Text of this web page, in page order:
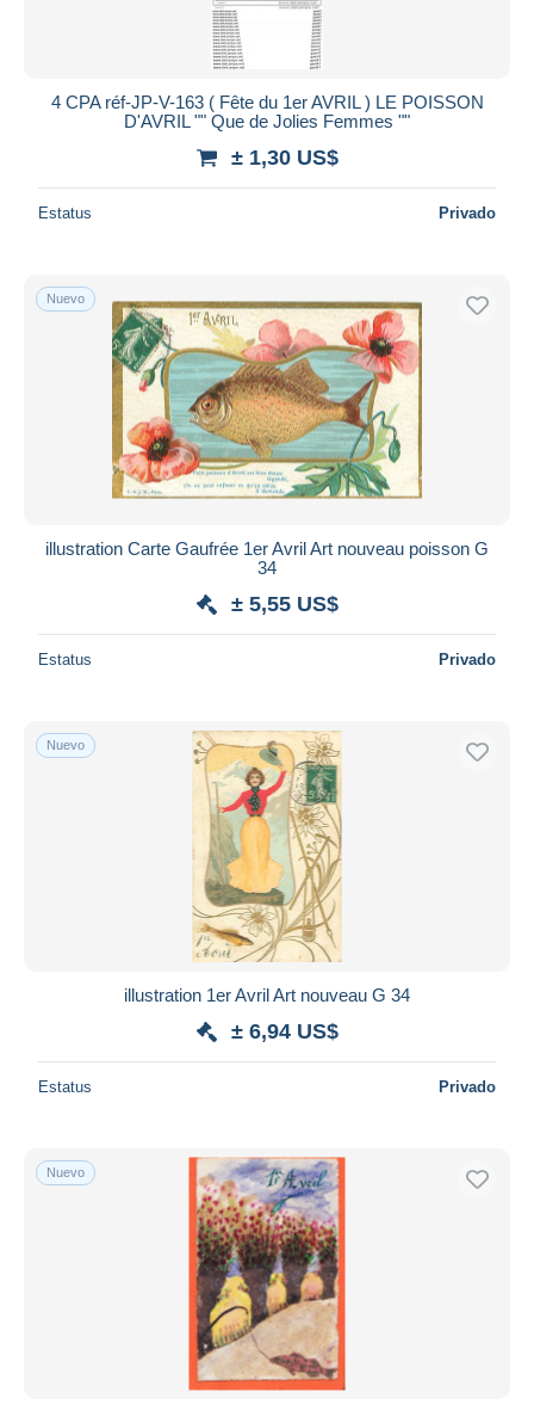
4 CPA réf-JP-V-163 ( Fête du 1er AVRIL ) LE POISSON
D'AVRIL "" Que de Jolies Femmes ""
± 1,30 US$
Estatus Privado
Nuevo
illustration Carte Gaufrée 1er Avril Art nouveau poisson G
34
± 5,55 US$
Estatus Privado
Nuevo
illustration 1er Avril Art nouveau G 34
± 6,94 US$
Estatus Privado
Nuevo